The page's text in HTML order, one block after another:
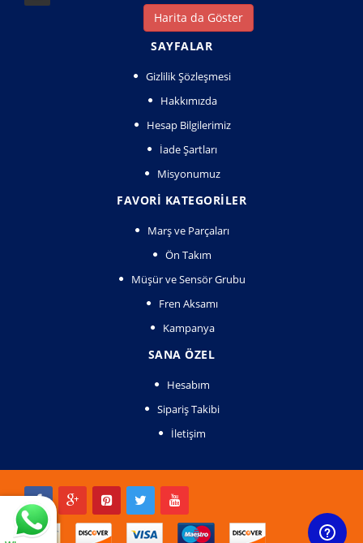
Harita da Göster
SAYFALAR
Gizlilik Şözleşmesi
Hakkımızda
Hesap Bilgilerimiz
İade Şartları
Misyonumuz
FAVORI KATEGORILER
Marş ve Parçaları
Ön Takım
Müşür ve Sensör Grubu
Fren Aksamı
Kampanya
SANA ÖZEL
Hesabım
Sipariş Takibi
İletişim